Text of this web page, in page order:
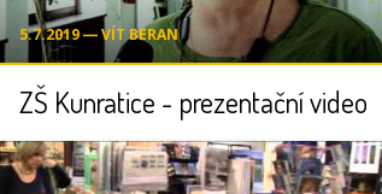
5.7.2019 ― VÍT BERAN
ZŠ Kunratice - prezentační video